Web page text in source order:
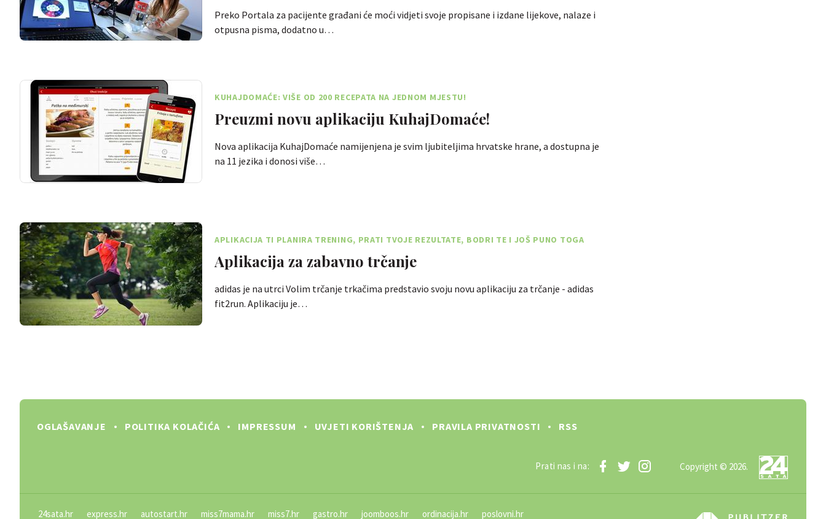
Preko Portala za pacijente građani će moći vidjeti svoje propisane i izdane lijekove, nalaze i
otpusna pisma, dodatno u…
KUHAJDOMAĆE: VIŠE OD 200 RECEPATA NA JEDNOM MJESTU!
Preuzmi novu aplikaciju KuhajDomaće!
Nova aplikacija KuhajDomaće namijenjena je svim ljubiteljima hrvatske hrane, a dostupna je
na 11 jezika i donosi više…
APLIKACIJA TI PLANIRA TRENING, PRATI TVOJE REZULTATE, BODRI TE I JOŠ PUNO TOGA
Aplikacija za zabavno trčanje
adidas je na utrci Volim trčanje trkačima predstavio svoju novu aplikaciju za trčanje - adidas
fit2run. Aplikaciju je…
OGLAŠAVANJE POLITIKA KOLAČIĆA IMPRESSUM UVJETI KORIŠTENJA PRAVILA PRIVATNOSTI RSS
Prati nas i na: Copyright © 2026.
24sata.hr express.hr autostart.hr miss7mama.hr miss7.hr gastro.hr joomboos.hr ordinacija.hr poslovni.hr